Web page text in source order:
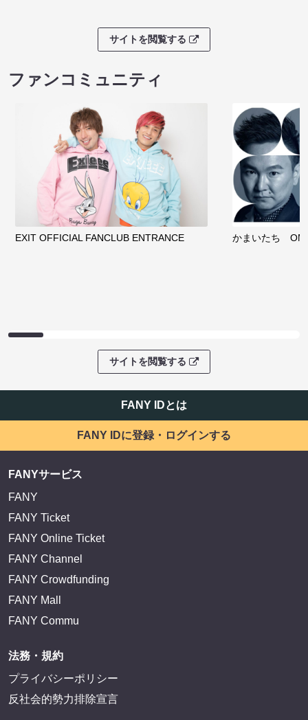
サイトを閲覧する
ファンコミュニティ
EXIT OFFICIAL FANCLUB ENTRANCE かまいたち
サイトを閲覧する
FANY IDとは
FANY IDに登録・ログインする
FANYサービス
FANY
FANY Ticket
FANY Online Ticket
FANY Channel
FANY Crowdfunding
FANY Mall
FANY Commu
法務・規約
プライバシーポリシー
反社会的勢力排除宣言